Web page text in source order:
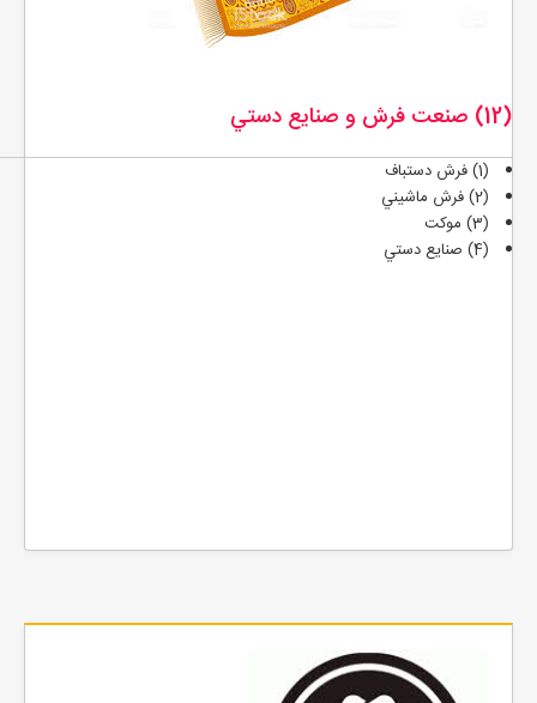
(12) صنعت فرش و صنايع دستي
(1) فرش دستباف
(2) فرش ماشيني
(3) موکت
(4) صنايع دستي